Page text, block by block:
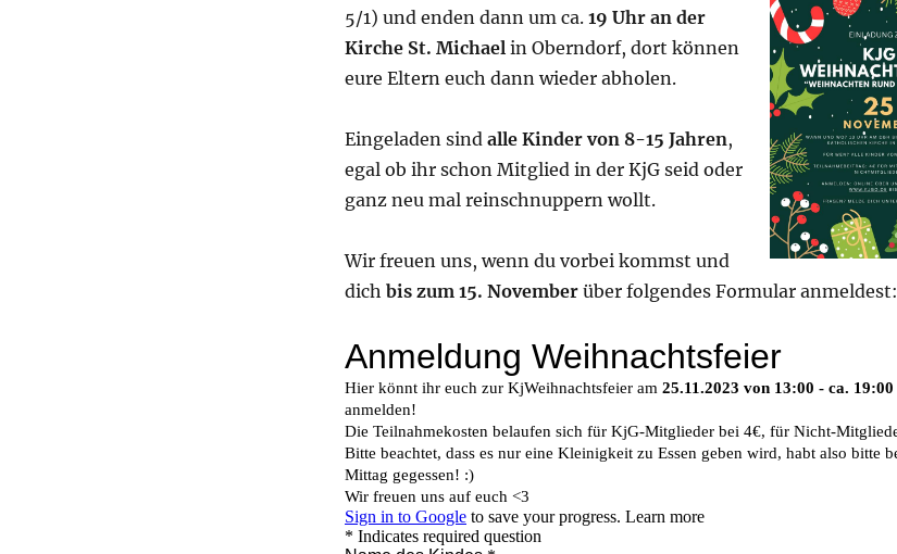
5/1) und enden dann um ca. 19 Uhr an der
Kirche St. Michaelin Oberndorf, dort können
eure Eltern euch dann wieder abholen.
Eingeladen sind alle Kinder von 8-15 Jahren,
egal ob ihr schon Mitglied in der KjG seid oder
ganz neu mal reinschnuppern wollt.
Wir freuen uns, wenn du vorbei kommst und
dich bis zum 15. Novemberüber folgendes Formular anmeldest: